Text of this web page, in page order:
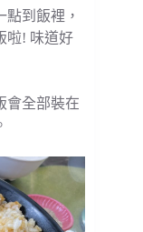
到飯裡，
啦! 味道好
會全部裝在